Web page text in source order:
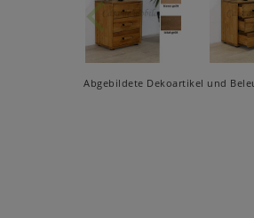
Abgebildete Dekoartikel und